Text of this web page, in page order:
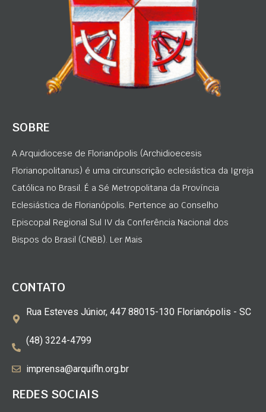
SOBRE
A Arquidiocese de Florianópolis (Archidioecesis
Florianopolitanus) é uma circunscrição eclesiástica da Igreja
Católica no Brasil. É a Sé Metropolitana da Província
Eclesiástica de Florianópolis. Pertence ao Conselho
Episcopal Regional Sul IV da Conferência Nacional dos
Bispos do Brasil (CNBB). Ler Mais
CONTATO
Rua Esteves Júnior, 447 88015-130 Florianópolis - SC
(48) 3224-4799
imprensa@arquifln.org.br
REDES SOCIAIS